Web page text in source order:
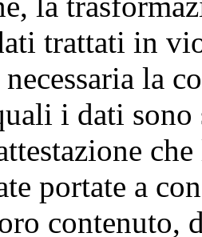
trattati in
la
i dati sono
portate a
contenuto,